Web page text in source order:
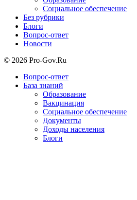
Социальное обеспечение
Без рубрики
Блоги
Вопрос-ответ
Новости
© 2026 Pro-Gov.Ru
Вопрос-ответ
База знаний
Образование
Вакцинация
Социальное обеспечение
Документы
Доходы населения
Блоги